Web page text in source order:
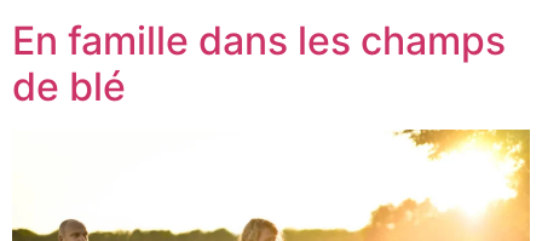
En famille dans les champs
de blé